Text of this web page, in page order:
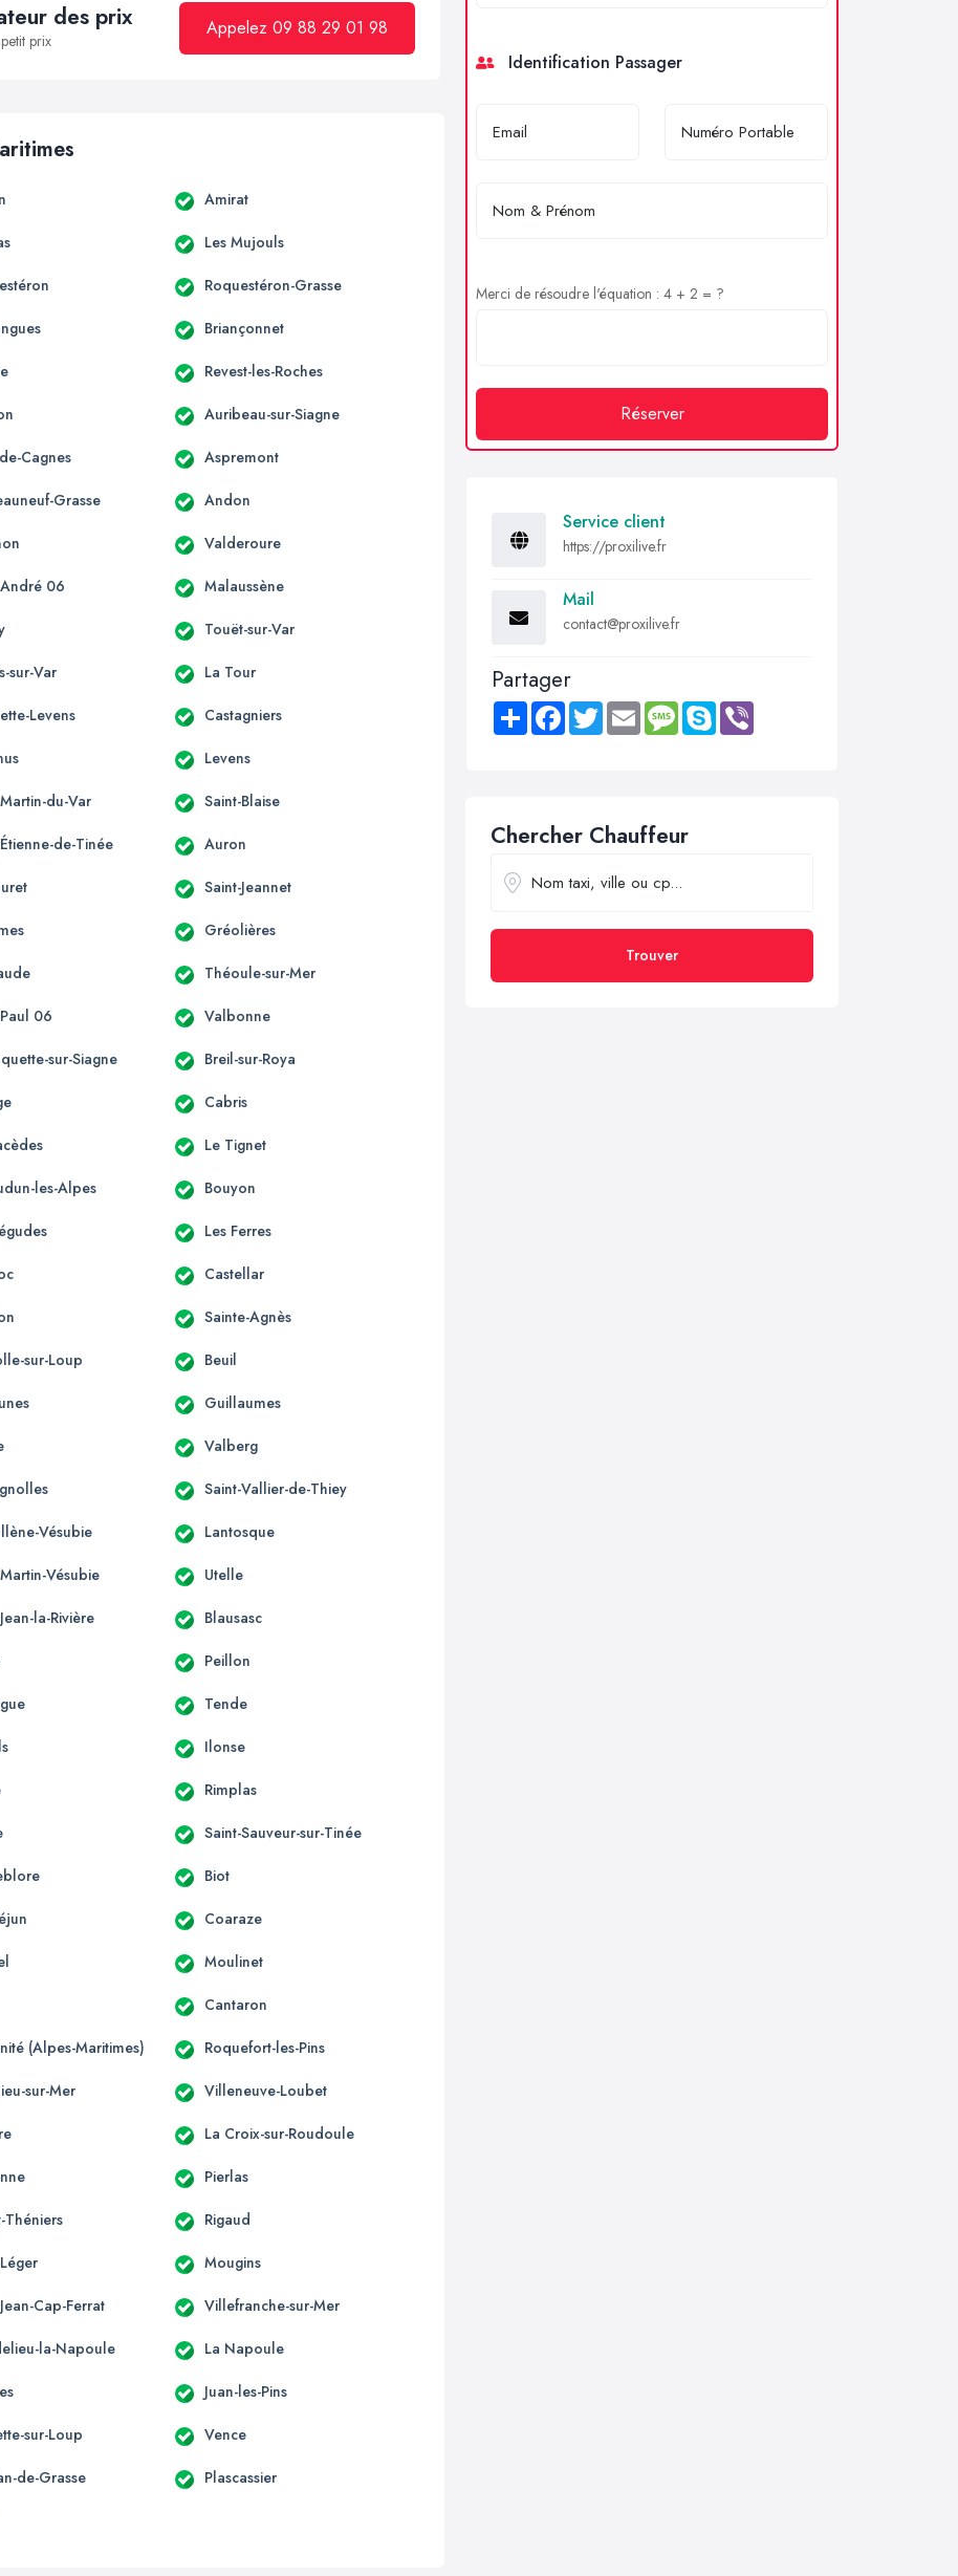
des prix
prix
Appelez 09 88 29 01 98
Amirat
Les Mujouls
Roquestéron-Grasse
Briançonnet
Revest-les-Roches
Auribeau-sur-Siagne
Cagnes Aspremont
Grasse Andon
Valderoure
06 Malaussène
Touët-sur-Var
sur-Var La Tour
Levens Castagniers
Levens
du-Var Saint-Blaise
de-Tinée Auron
Saint-Jeannet
Gréolières
Théoule-sur-Mer
06 Valbonne
sur-Siagne Breil-sur-Roya
Cabris
Le Tignet
les-Alpes Bouyon
Les Ferres
Castellar
Sainte-Agnès
sur-Loup Beuil
Guillaumes
Valberg
Saint-Vallier-de-Thiey
Vésubie Lantosque
Vésubie Utelle
la-Rivière Blausasc
Peillon
Tende
Ilonse
Rimplas
Saint-Sauveur-sur-Tinée
Biot
Coaraze
Moulinet
Cantaron
(Alpes-Maritimes) Roquefort-les-Pins
sur-Mer Villeneuve-Loubet
La Croix-sur-Roudoule
Pierlas
Théniers Rigaud
Mougins
Cap-Ferrat Villefranche-sur-Mer
la-Napoule La Napoule
Juan-les-Pins
sur-Loup Vence
de-Grasse Plascassier
Identification Passager
Merci de résoudre l'équation : 4 + 2 = ?
Réserver
Service client
https://proxilive.fr
Mail
contact@proxilive.fr
Partager
Share FacebookTwitter Email MessageSkype
Chercher Chauffeur
Trouver